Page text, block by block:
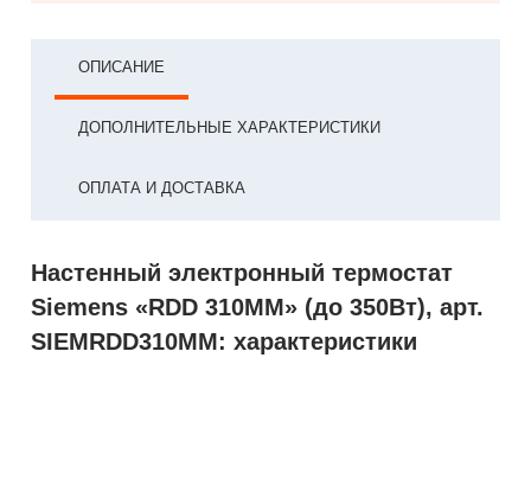
ОПИСАНИЕ
ДОПОЛНИТЕЛЬНЫЕ ХАРАКТЕРИСТИКИ
ОПЛАТА И ДОСТАВКА
Настенный электронный термостат
Siemens «RDD 310MM» (до 350Вт), арт.
SIEMRDD310MM: характеристики